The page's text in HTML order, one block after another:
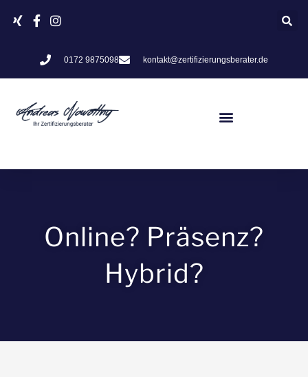
Inhalt
0172 9875098 kontakt@zertifizierungsberater.de
Online? Präsenz?
Hybrid?